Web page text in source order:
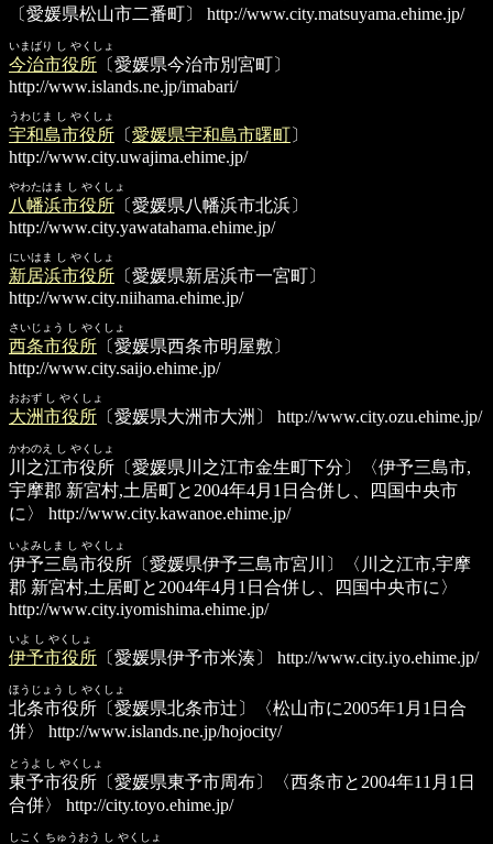
〔愛媛県松山市二番町〕
http://www.city.matsuyama.ehime.jp/
いまばり し やくしょ
今治市役所 〔愛媛県今治市別宮町〕
http://www.islands.ne.jp/imabari/
うわじま し やくしょ
宇和島市役所 〔愛媛県宇和島市曙町〕
http://www.city.uwajima.ehime.jp/
やわたはま し やくしょ
八幡浜市役所 〔愛媛県八幡浜市北浜〕
http://www.city.yawatahama.ehime.jp/
にいはま し やくしょ
新居浜市役所 〔愛媛県新居浜市一宮町〕
http://www.city.niihama.ehime.jp/
さいじょう し やくしょ
西条市役所 〔愛媛県西条市明屋敷〕
http://www.city.saijo.ehime.jp/
おおず し やくしょ
大洲市役所 〔愛媛県大洲市大洲〕 http://www.city.ozu.ehime.jp/
かわのえ し やくしょ
川之江市役所 〔愛媛県川之江市金生町下分〕〈伊予三島市,
宇摩郡 新宮村,土居町と2004年4月1日合併し、四国中央市
に〉
http://www.city.kawanoe.ehime.jp/
いよみしま し やくしょ
伊予三島市役所 〔愛媛県伊予三島市宮川〕〈川之江市,宇摩
郡 新宮村,土居町と2004年4月1日合併し、四国中央市に〉
http://www.city.iyomishima.ehime.jp/
いよ し やくしょ
伊予市役所 〔愛媛県伊予市米湊〕 http://www.city.iyo.ehime.jp/
ほうじょう し やくしょ
北条市役所 〔愛媛県北条市辻〕〈松山市に2005年1月1日合
併〉
http://www.islands.ne.jp/hojocity/
とうよ し やくしょ
東予市役所 〔愛媛県東予市周布〕〈西条市と2004年11月1日
合併〉
http://city.toyo.ehime.jp/
しこく ちゅうおう し やくしょ